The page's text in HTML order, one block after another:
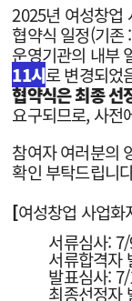
2025년 여성창업
협약식 일정(기존
운영기관의 내부
11시로 변경되었
협약식은 최종 선
요구되므로, 사전
참여자 여러분의
확인 부탁드립니
[여성창업 사업화
서류심사:
서류합격자
발표심사:
최종선정자